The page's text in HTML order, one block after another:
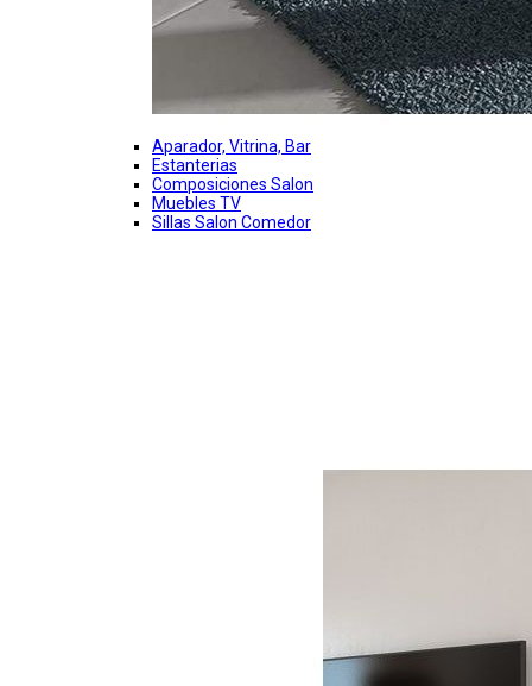
Aparador, Vitrina, Bar
Estanterias
Composiciones Salon
Muebles TV
Sillas Salon Comedor